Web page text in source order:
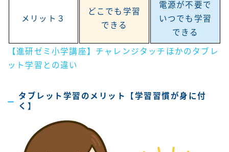
メリット３
どこでも学習
できる
電源が不要で
いつでも学習
できる
【進研ゼミ小学講座】チャレンジタッチほかのタブレ
ット学習との違い
タブレット学習のメリット【学習習慣が身に付
く】